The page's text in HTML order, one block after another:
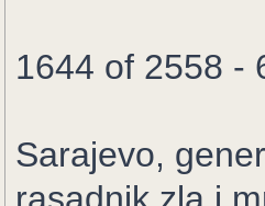
1644 of 2558 -
Sarajevo,